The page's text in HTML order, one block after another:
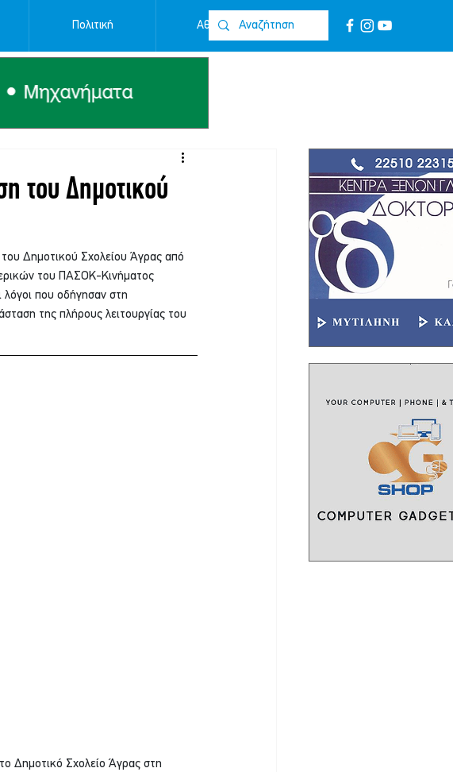
Πολιτική Αθλητικά Επικοινωνία
του Δημοτικού
Δημοτικού Σχολείου Άγρας από
του ΠΑΣΟΚ-Κινήματος
που οδήγησαν στη
της πλήρους λειτουργίας του
Δημοτικό Σχολείο Άγρας στη